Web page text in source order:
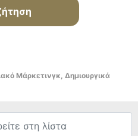
Μάρκετινγκ, Δημιουργικά